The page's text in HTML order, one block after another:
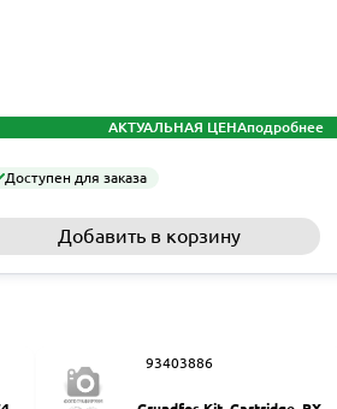
АКТУАЛЬНАЯ ЦЕНАподробнее
Доступен для заказа
Добавить в корзину
93403886